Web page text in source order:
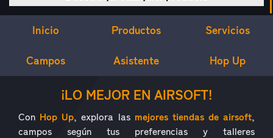
Inicio Productos Servicios
Campos Asistente Hop Up
¿QUÉ ES HOP UP?¡LO MEJOR EN AIRSOFT!
Con Hop Up, explora las mejores tiendas de airsoft,
campos según tus preferencias y talleres